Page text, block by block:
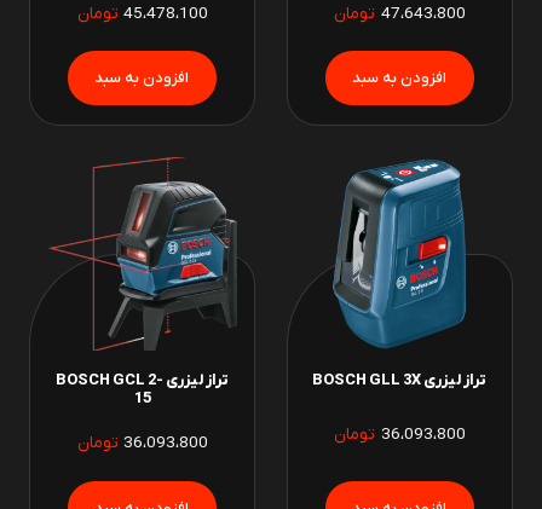
47،643،800 تومان 45،478،100 تومان
تراز لیزری BOSCH GLL 3X
36،093،800 تومان
تراز لیزری BOSCH GCL 2-
15
36،093،800 تومان